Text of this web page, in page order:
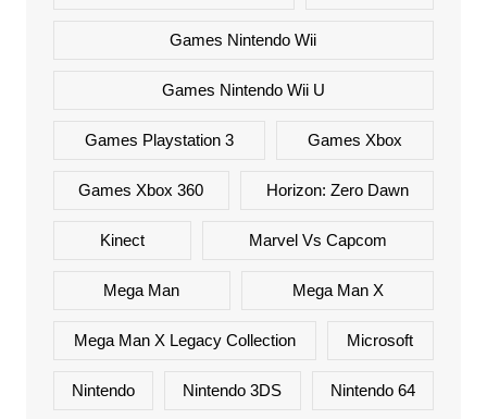
Games Nintendo Wii
Games Nintendo Wii U
Games Playstation 3 Games Xbox
Games Xbox 360 Horizon: Zero Dawn
Kinect Marvel Vs Capcom
Mega Man Mega Man X
Mega Man X Legacy Collection Microsoft
Nintendo Nintendo 3DS Nintendo 64